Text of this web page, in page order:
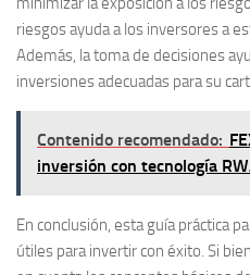
riesgos ayuda a los inversores a
Además, la toma de decisiones
inversiones adecuadas para su
Contenido recomendado:
inversión con tecnología
En conclusión, esta guía práctica
útiles para invertir con éxito. Si